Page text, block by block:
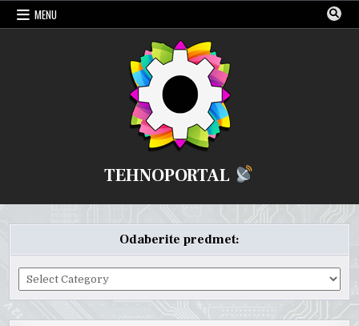
Skip
MENU
TEHNOPORTAL
Odaberite predmet:
Odaberite
predmet: